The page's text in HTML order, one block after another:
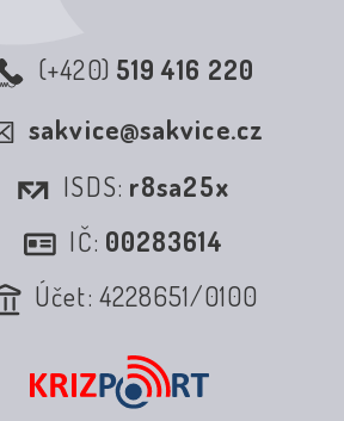
(+420) 519 416 220
sakvice@sakvice.cz
ISDS: r8sa25x
IČ: 00283614
Účet: 4228651/0100